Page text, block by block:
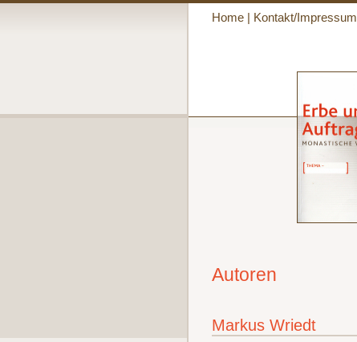
Home| Kontakt/Impressum
Autoren
Markus Wriedt